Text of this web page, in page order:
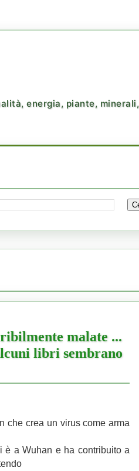
energia, piante, minerali,
malate ...
libri sembrano
che crea un virus come arma
è a Wuhan e ha contribuito a